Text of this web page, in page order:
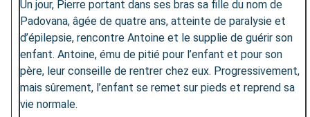
Un jour, Pierre portant dans ses bras sa fille du nom de
Padovana, âgée de quatre ans, atteinte de paralysie et
d’épilepsie, rencontre Antoine et le supplie de guérir son
enfant. Antoine, ému de pitié pour l’enfant et pour son
père, leur conseille de rentrer chez eux. Progressivement,
mais sûrement, l’enfant se remet sur pieds et reprend sa
vie normale.